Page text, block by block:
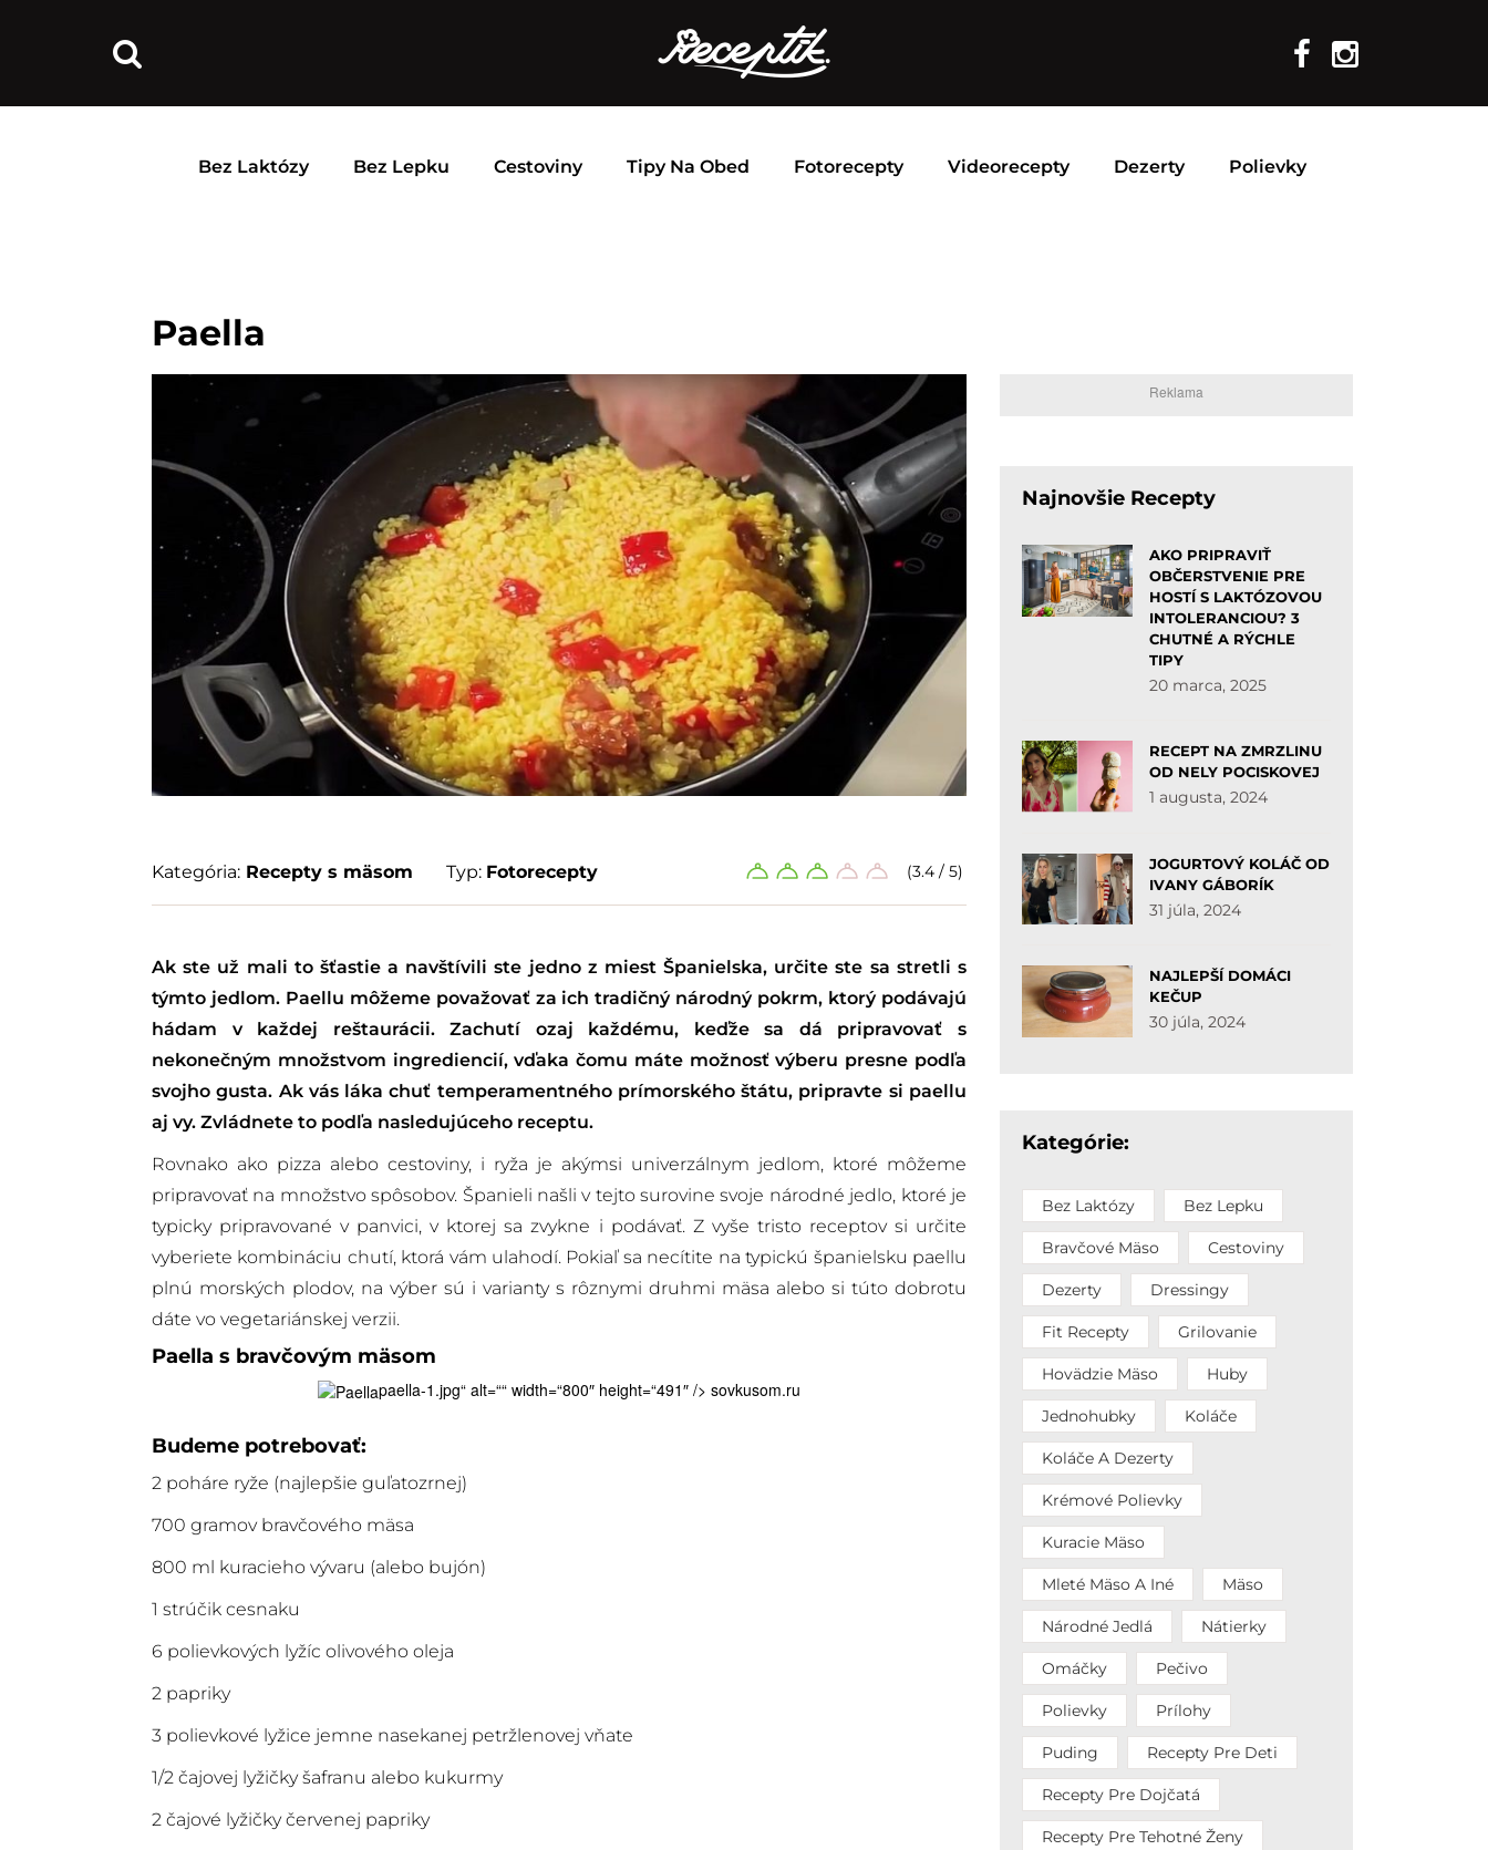
Bez Laktózy Bez Lepku Cestoviny Tipy Na Obed Fotorecepty Videorecepty Dezerty Polievky
Paella
(3.4 / 5)
Kategória: Recepty s mäsom Typ: Fotorecepty
Ak ste už mali to šťastie a navštívili ste jedno z miest Španielska, určite ste sa stretli s
týmto jedlom. Paellu môžeme považovať za ich tradičný národný pokrm, ktorý podávajú
hádam v každej reštaurácii. Zachutí ozaj každému, keďže sa dá pripravovať s
nekonečným množstvom ingrediencií, vďaka čomu máte možnosť výberu presne podľa
svojho gusta. Ak vás láka chuť temperamentného prímorského štátu, pripravte si paellu
aj vy. Zvládnete to podľa nasledujúceho receptu.
Rovnako ako pizza alebo cestoviny, i ryža je akýmsi univerzálnym jedlom, ktoré môžeme
pripravovať na množstvo spôsobov. Španieli našli v tejto surovine svoje národné jedlo, ktoré je
typicky pripravované v panvici, v ktorej sa zvykne i podávať. Z vyše tristo receptov si určite
vyberiete kombináciu chutí, ktorá vám ulahodí. Pokiaľ sa necítite na typickú španielsku paellu
plnú morských plodov, na výber sú i varianty s rôznymi druhmi mäsa alebo si túto dobrotu
dáte vo vegetariánskej verzii.
Paella s bravčovým mäsom
paella-1.jpg“ alt=““ width=“800″ height=“491″ /> sovkusom.ru
Budeme potrebovať:
2 poháre ryže (najlepšie guľatozrnej)
700 gramov bravčového mäsa
800 ml kuracieho vývaru (alebo bujón)
1 strúčik cesnaku
6 polievkových lyžíc olivového oleja
2 papriky
3 polievkové lyžice jemne nasekanej petržlenovej vňate
1/2 čajovej lyžičky šafranu alebo kukurmy
2 čajové lyžičky červenej papriky
Reklama
Najnovšie Recepty
AKO PRIPRAVIŤ
OBČERSTVENIE PRE
HOSTÍ S LAKTÓZOVOU
INTOLERANCIOU? 3
CHUTNÉ A RÝCHLE
TIPY
20 marca, 2025
RECEPT NA ZMRZLINU
OD NELY POCISKOVEJ
1 augusta, 2024
JOGURTOVÝ KOLÁČ OD
IVANY GÁBORÍK
31 júla, 2024
NAJLEPŠÍ DOMÁCI
KEČUP
30 júla, 2024
Kategórie:
Bez Laktózy Bez Lepku
Bravčové Mäso Cestoviny
Dezerty Dressingy
Fit Recepty Grilovanie
Hovädzie Mäso Huby
Jednohubky Koláče
Koláče A Dezerty
Krémové Polievky
Kuracie Mäso
Mleté Mäso A Iné Mäso
Národné Jedlá Nátierky
Omáčky Pečivo
Polievky Prílohy
Puding Recepty Pre Deti
Recepty Pre Dojčatá
Recepty Pre Tehotné Ženy